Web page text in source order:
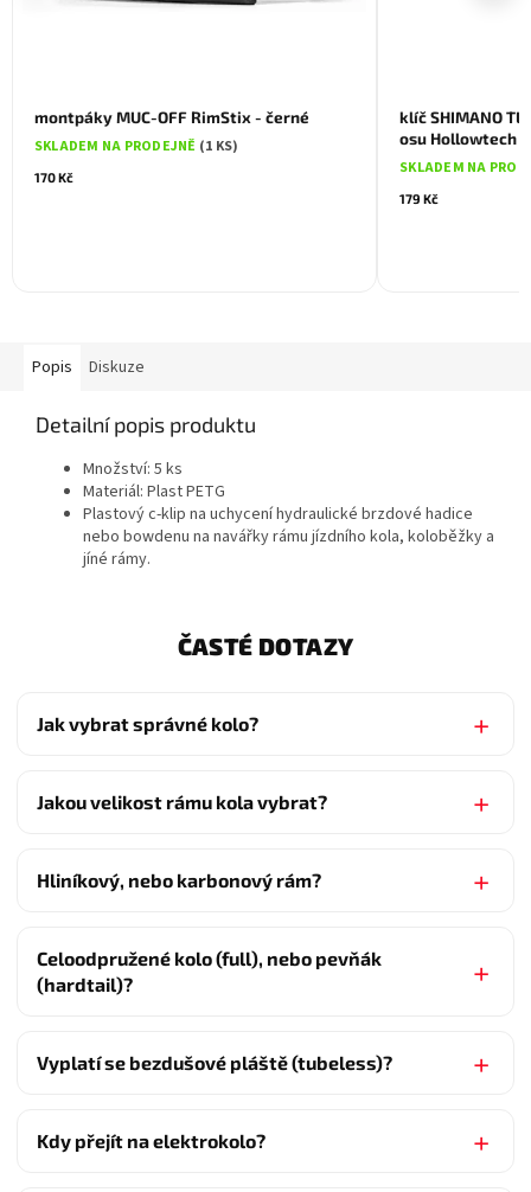
montpáky MUC-OFF RimStix - černé
SKLADEM NA PRODEJNĚ (1 KS)
170 Kč
klíč SHIMANO
osu Hollowtech II
SKLADEM NA
179 Kč
Popis Diskuze
Detailní popis produktu
Množství: 5 ks
Materiál: Plast PETG
Plastový c-klip na uchycení hydraulické brzdové hadice
nebo bowdenu na navářky rámu jízdního kola, koloběžky a
jíné rámy.
ČASTÉ DOTAZY
Jak vybrat správné kolo?
Jakou velikost rámu kola vybrat?
Hliníkový, nebo karbonový rám?
Celoodpružené kolo (full), nebo pevňák
(hardtail)?
Vyplatí se bezdušové pláště (tubeless)?
Kdy přejít na elektrokolo?